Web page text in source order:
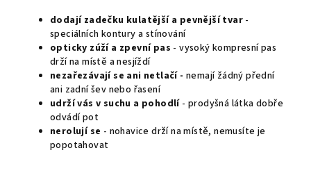
dodají zadečku kulatější a pevnější tvar -
speciálních kontury a stínování
opticky zúží a zpevní pas - vysoký kompresní pas
drží na místě a nesjíždí
nezařezávají se ani netlačí - nemají žádný přední
ani zadní šev nebo řasení
udrží vás v suchu a pohodlí - prodyšná látka dobře
odvádí pot
nerolují se - nohavice drží na místě, nemusíte je
popotahovat